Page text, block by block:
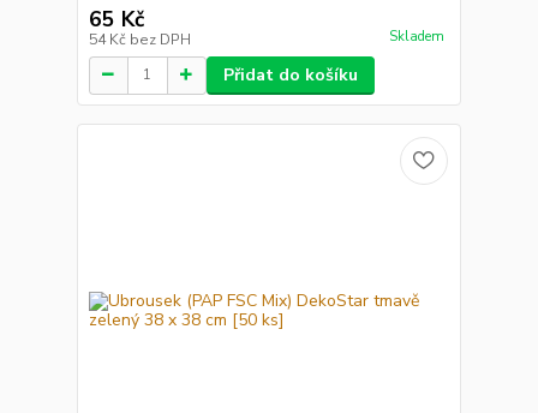
65 Kč
54 Kč bez DPH Skladem
Přidat do košíku